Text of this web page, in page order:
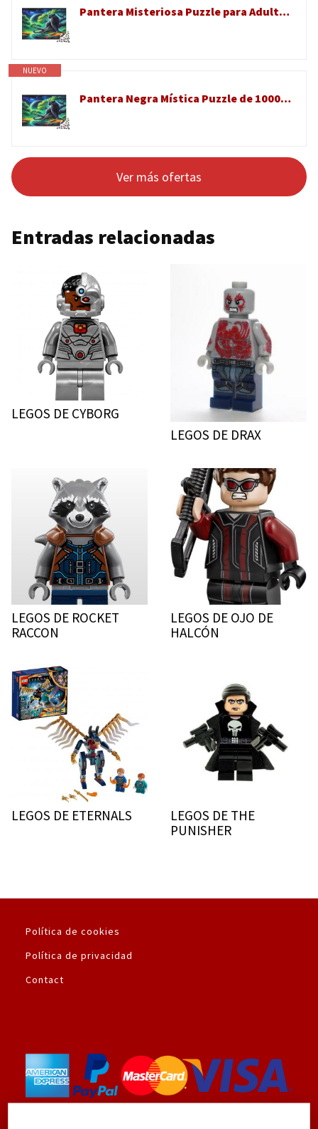
Pantera Misteriosa Puzzle para Adultos Puzzle de 1000 Piezas Papel Escena Nocturna en Bosque Juego de Puzzle 1000 Piezas Relajación Decoración Regalo 38x26cm/1000pcs
NUEVO
Pantera Negra Mística Puzzle de 1000 Piezas Papel para Adultos Bosque Nocturno Fantástico Relajación Foco Hogar Regalo 52x38cm/1000pcs
Ver más ofertas
Entradas relacionadas
LEGOS DE CYBORG
LEGOS DE DRAX
LEGOS DE ROCKET
RACCON
LEGOS DE OJO DE
HALCÓN
LEGOS DE ETERNALS
LEGOS DE THE
PUNISHER
Política de cookies
Política de privacidad
Contact